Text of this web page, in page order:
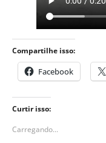
Compartilhe isso:
Facebook
Curtir isso:
Carregando...